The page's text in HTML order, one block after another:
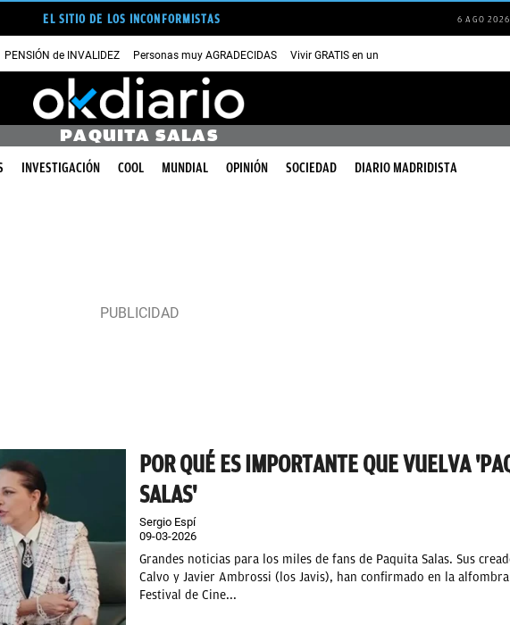
EL SITIO DE LOS INCONFORMISTAS 6 AGO 2026
PENSIÓN de INVALIDEZ Personas muy AGRADECIDAS Vivir GRATIS en una ISLA en GRECIA
PAQUITA SALAS
INVESTIGACIÓN COOL MUNDIAL OPINIÓN SOCIEDAD DIARIO MADRIDISTA
POR QUÉ ES IMPORTANTE QUE VUELVA
SALAS'
Sergio Espí
09-03-2026
Grandes noticias para los miles de fans de Paquita Salas. Sus
Calvo y Javier Ambrossi (los Javis), han confirmado en la
Festival de Cine...